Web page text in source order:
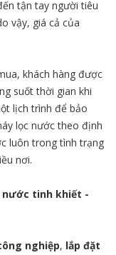
tận tay người tiêu
vậy, giá cả của
khách hàng được
suốt thời gian khi
lịch trình để bảo
lọc nước theo định
luôn trong tình trạng
nơi.
nước tinh khiết -
nghiệp, lắp đặt